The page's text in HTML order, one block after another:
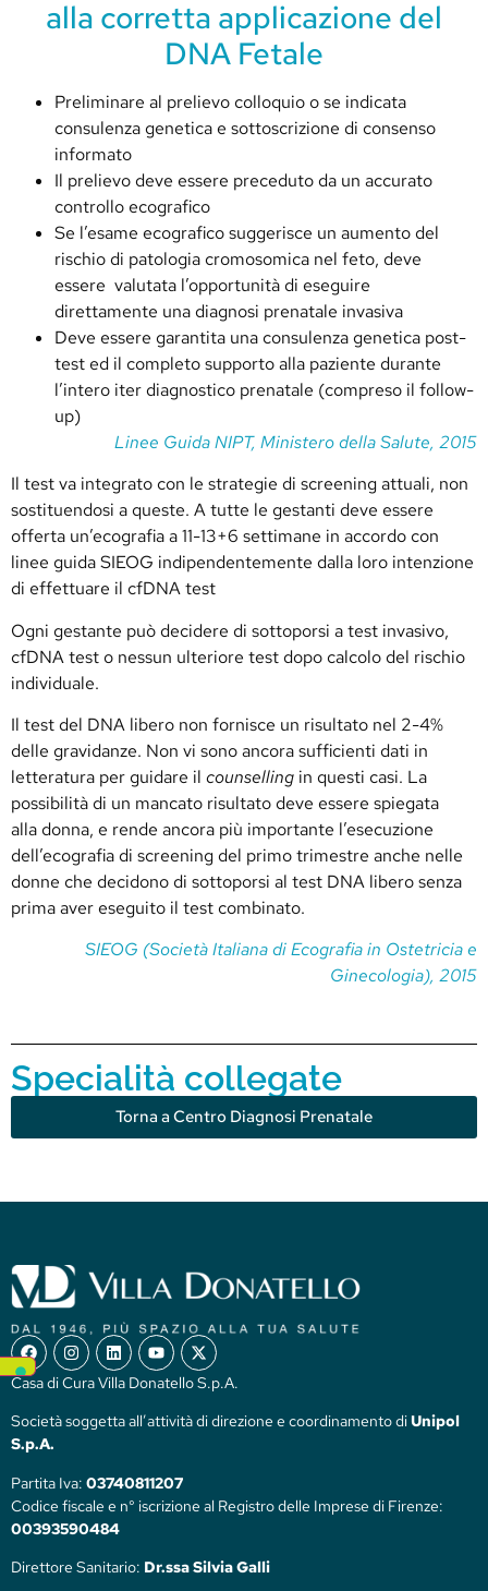
alla corretta applicazione del
DNA Fetale
Preliminare al prelievo colloquio o se indicata
consulenza genetica e sottoscrizione di consenso
informato
Il prelievo deve essere preceduto da un accurato
controllo ecografico
Se l’esame ecografico suggerisce un aumento del
rischio di patologia cromosomica nel feto, deve
essere valutata l’opportunità di eseguire
direttamente una diagnosi prenatale invasiva
Deve essere garantita una consulenza genetica post-
test ed il completo supporto alla paziente durante
l’intero iter diagnostico prenatale (compreso il follow-
up)
Linee Guida NIPT, Ministero della Salute, 2015
Il test va integrato con le strategie di screening attuali, non
sostituendosi a queste. A tutte le gestanti deve essere
offerta un’ecografia a 11-13+6 settimane in accordo con
linee guida SIEOG indipendentemente dalla loro intenzione
di effettuare il cfDNA test
Ogni gestante può decidere di sottoporsi a test invasivo,
cfDNA test o nessun ulteriore test dopo calcolo del rischio
individuale.
Il test del DNA libero non fornisce un risultato nel 2-4%
delle gravidanze. Non vi sono ancora sufficienti dati in
letteratura per guidare il counselling in questi casi. La
possibilità di un mancato risultato deve essere spiegata
alla donna, e rende ancora più importante l’esecuzione
dell’ecografia di screening del primo trimestre anche nelle
donne che decidono di sottoporsi al test DNA libero senza
prima aver eseguito il test combinato.
SIEOG (Società Italiana di Ecografia in Ostetricia e
Ginecologia), 2015
Specialità collegate
Torna a Centro Diagnosi Prenatale
Casa di Cura Villa Donatello S.p.A.
Società soggetta all’attività di direzione e coordinamento diUnipol
S.p.A.
Partita Iva: 03740811207
Codice fiscale e n° iscrizione al Registro delle Imprese di Firenze:
00393590484
Direttore Sanitario: Dr.ssa Silvia Galli